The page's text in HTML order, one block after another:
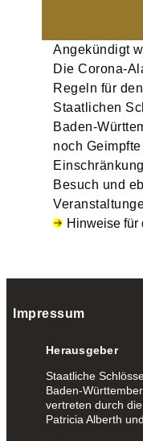
Angekündigt
Die Corona-
Regeln für
Staatlichen
Baden-
noch
Besuch und
Hinweise für
Impressum
Herausgeber
Staatliche
Baden-
vertreten durch
Patricia Alberth